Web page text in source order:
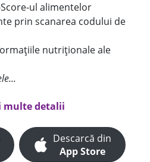
ul alimentelor
prin scanarea codului de
nutriționale ale
multe detalii
Descarcă din
App Store